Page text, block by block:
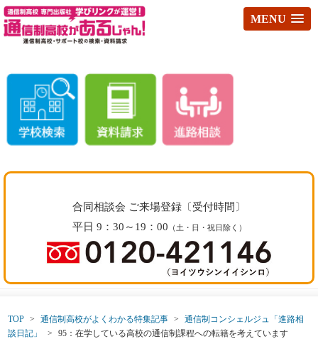
MENU
合同相談会 ご来場登録〔受付時間〕
平日 9：30～19：00 （土・日・祝日除く）
TOP > 通信制高校がよくわかる特集記事 >
通信制コンシェルジュ「進路相
談日記」
> 95：在学している高校の通信制課程への転籍を考えています